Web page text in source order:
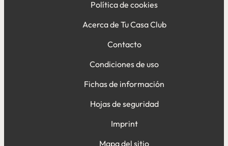
Política de cookies
Acerca de Tu Casa Club
Contacto
Condiciones de uso
Fichas de información
Hojas de seguridad
Imprint
Mapa del sitio